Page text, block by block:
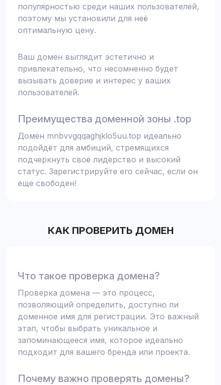
популярностью среди наших пользователей,
поэтому мы установили для неё
оптимальную цену.
Ваш домен выглядит эстетично и
привлекательно, что несомненно будет
вызывать доверие и интерес у ваших
пользователей.
Преимущества доменной зоны .top
Домен mnbvvgqqaghjklo5uu.top идеально
подойдёт для амбиций, стремящихся
подчеркнуть своё лидерство и высокий
статус. Зарегистрируйте его сейчас, если он
еще свободен!
КАК ПРОВЕРИТЬ ДОМЕН
Что такое проверка домена?
Проверка домена — это процесс,
позволяющий определить, доступно ли
доменное имя для регистрации. Это важный
этап, чтобы выбрать уникальное и
запоминающееся имя, которое идеально
подходит для вашего бренда или проекта.
Почему важно проверять домены?